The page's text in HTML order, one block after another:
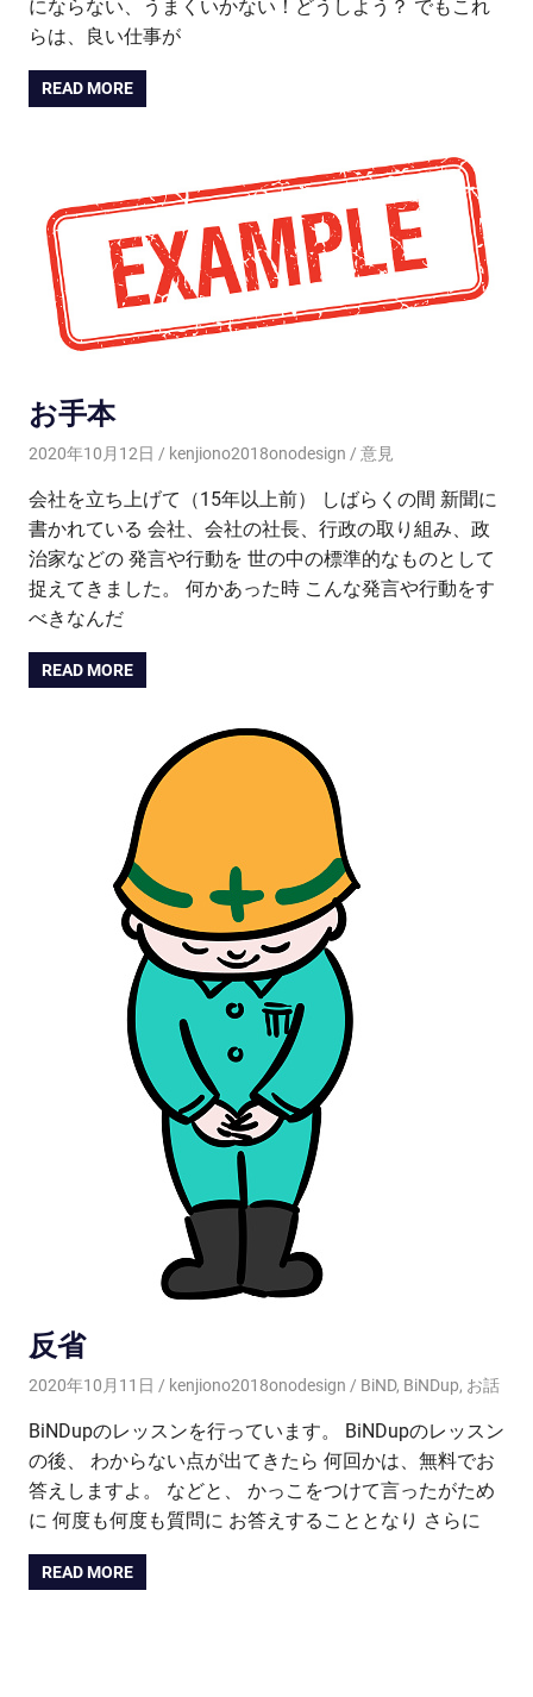
にならない、うまくいかない！どうしよう？ でもこれ
らは、良い仕事が
READ MORE
お手本
2020年10月12日 kenjiono2018onodesign 意見
会社を立ち上げて（15年以上前） しばらくの間 新聞に
書かれている 会社、会社の社長、行政の取り組み、政
治家などの 発言や行動を 世の中の標準的なものとして
捉えてきました。 何かあった時 こんな発言や行動をす
べきなんだ
READ MORE
反省
2020年10月11日 kenjiono2018onodesign BiND, BiNDup, お話
BiNDupのレッスンを行っています。 BiNDupのレッスン
の後、 わからない点が出てきたら 何回かは、無料でお
答えしますよ。 などと、 かっこをつけて言ったがため
に 何度も何度も質問に お答えすることとなり さらに
READ MORE